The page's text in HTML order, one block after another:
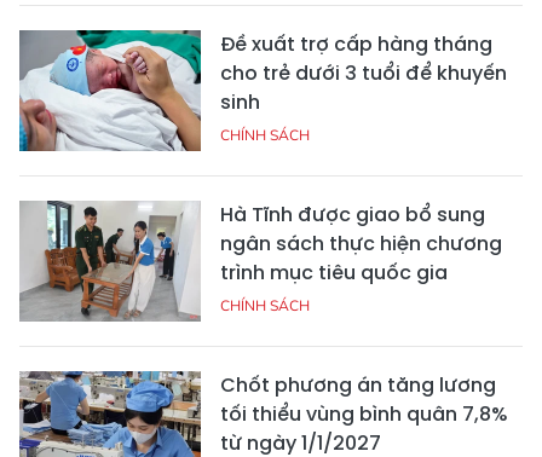
Đề xuất trợ cấp hàng tháng
cho trẻ dưới 3 tuổi để khuyến
sinh
CHÍNH SÁCH
Hà Tĩnh được giao bổ sung
ngân sách thực hiện chương
trình mục tiêu quốc gia
CHÍNH SÁCH
Chốt phương án tăng lương
tối thiểu vùng bình quân 7,8%
từ ngày 1/1/2027